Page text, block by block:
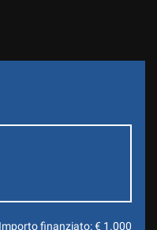
Importo finanziato: € 1.000